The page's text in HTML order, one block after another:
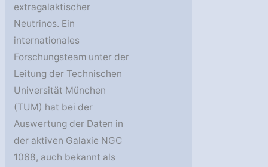
extragalaktischer
Neutrinos. Ein
internationales
Forschungsteam unter der
Leitung der Technischen
Universität München
(TUM) hat bei der
Auswertung der Daten in
der aktiven Galaxie NGC
1068, auch bekannt als